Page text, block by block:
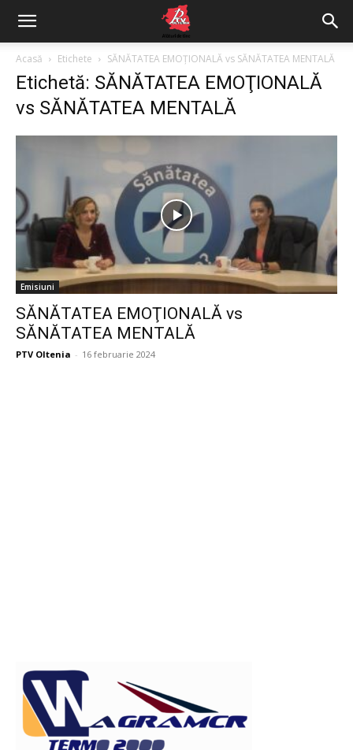
Acasă Etichete SĂNĂTATEA EMOŢIONALĂ vs SĂNĂTATEA MENTALĂ
Etichetă: SĂNĂTATEA EMOŢIONALĂ
vs SĂNĂTATEA MENTALĂ
Emisiuni
SĂNĂTATEA EMOŢIONALĂ vs
SĂNĂTATEA MENTALĂ
PTV Oltenia - 16 februarie 2024